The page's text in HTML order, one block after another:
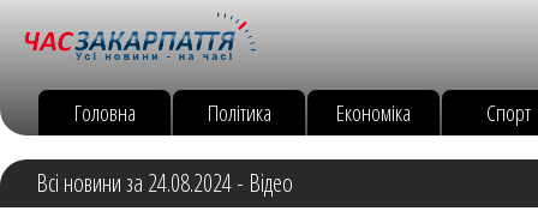
Головна Політика Економіка Спорт
Всі новини за 24.08.2024 - Відео